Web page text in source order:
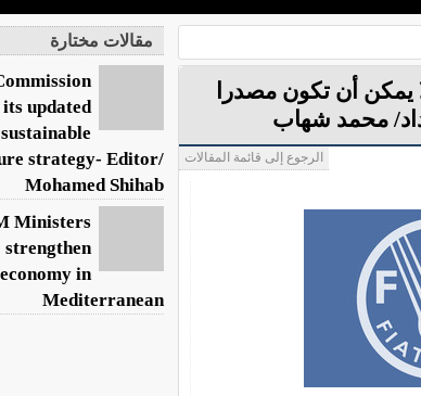
يمكن أن تكون مصدرا
محمد شهاب
الرجوع إلى قائمة المقالات
مقالات مختارة
updated
sustainable
strategy- Editor/
Mohamed Shihab
Ministers
in
Mediterranean